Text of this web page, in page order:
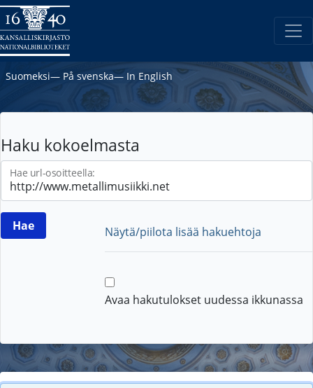
Suomeksi― På svenska― In English
Haku kokoelmasta
Hae url-osoitteella:
Näytä/piilota lisää hakuehtoja
Avaa hakutulokset uudessa ikkunassa